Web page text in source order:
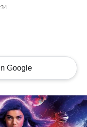
Google